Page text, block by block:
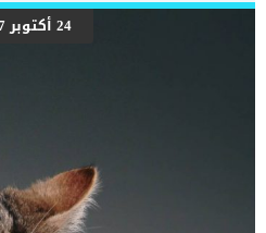
نمو العظام عند الكلاب .. الاسباب
لا تحتاج هذه الحالة الى الكثير من
24 أكتوبر 2017